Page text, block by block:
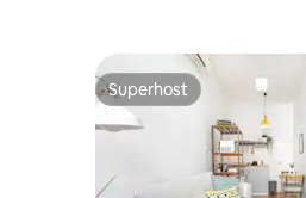
Superhost
Superhost